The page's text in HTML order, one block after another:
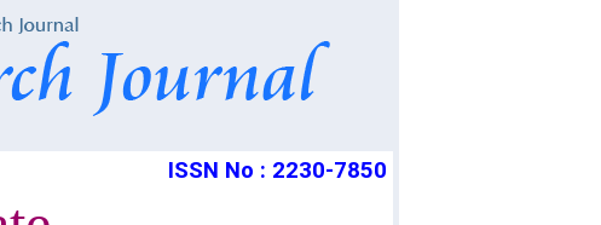
ISSN No : 2230-7850